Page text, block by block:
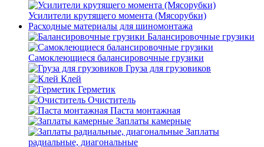
Усилители крутящего момента (Мясорубки)
Расходные материалы для шиномонтажа
Балансировочные грузики
Самоклеющиеся балансировочные грузики
Груза для грузовиков
Клей
Герметик
Очиститель
Паста монтажная
Заплаты камерные
Заплаты
радиальные, диагональные